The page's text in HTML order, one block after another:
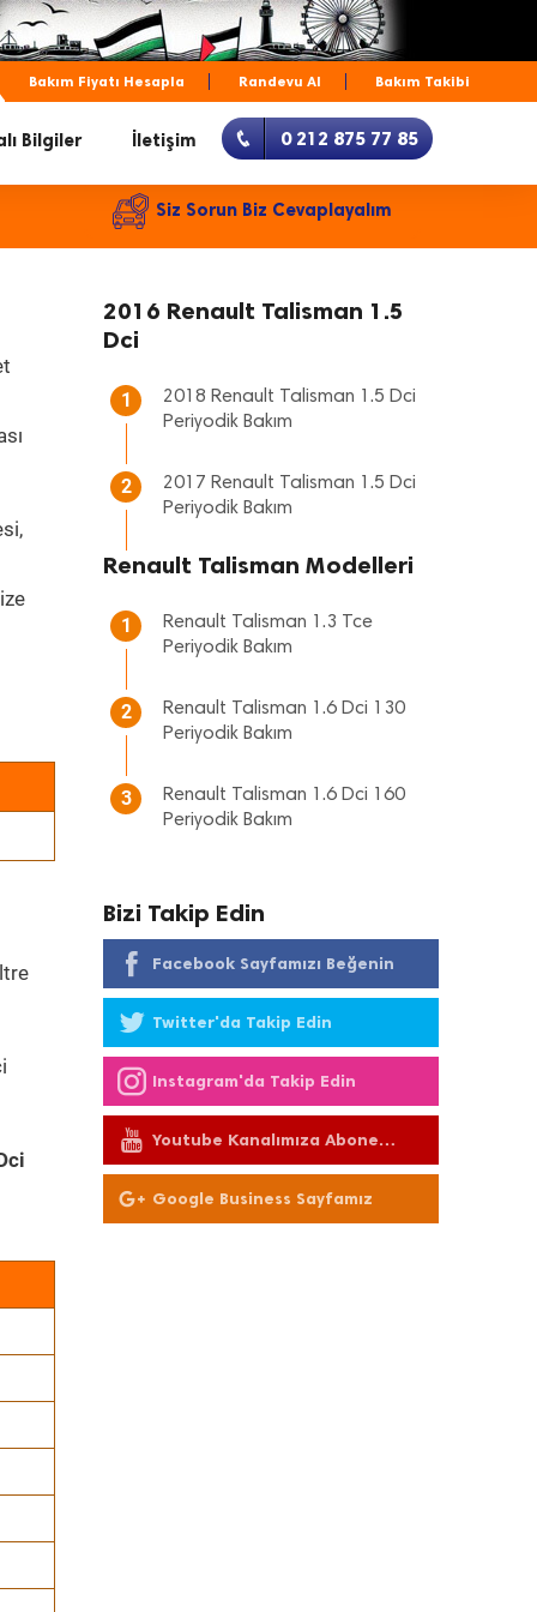
Bakım Fiyatı Hesapla Randevu Al Bakım Takibi
Bilgiler İletişim 0 212 875 77 85
Siz Sorun Biz Cevaplayalım
2016 Renault Talisman 1.5
Dci
1
2018 Renault Talisman 1.5 Dci
Periyodik Bakım
2
2017 Renault Talisman 1.5 Dci
Periyodik Bakım
Renault Talisman Modelleri
1
Renault Talisman 1.3 Tce
Periyodik Bakım
2
Renault Talisman 1.6 Dci 130
Periyodik Bakım
3
Renault Talisman 1.6 Dci 160
Periyodik Bakım
Bizi Takip Edin
Facebook Sayfamızı Beğenin
Twitter'da Takip Edin
Instagram'da Takip Edin
Youtube Kanalımıza Abone
Olun
Google Business Sayfamız